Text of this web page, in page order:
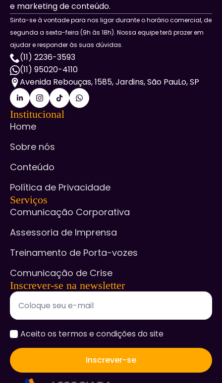
e marketing de conteúdo.
Sinta-se à vontade para nos ligar durante o horário comercial, de
segunda a sexta-feira (9h às 18h). Nossa equipe terá prazer em
ajudar e responder às suas dúvidas.
(11) 2236-3593
(11) 95020-4110
Avenida Rebouças, 1585, Jardins, São PauLo, SP
Institucional
Home
Sobre nós
Conteúdo
Política de Privacidade
Serviços
Comunicação Corporativa
Assessoria de Imprensa
Treinamento de Porta-vozes
Comunicação de Crise
Inscrever-se na newsletter
accept
Aceito os termos e condições do site
Inscrever-se